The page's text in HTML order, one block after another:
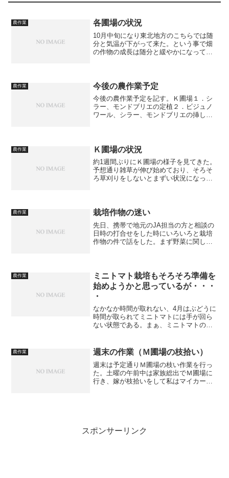
農作業 各圃場の状況
10月中旬になり東北地方のこちらでは随
分と気温が下がって来た。という事で畑
の作物の成長は随分と緩やかになってき
植えたのだが、まだま...
農作業 今後の農作業予定
今後の農作業予定を記す。Ｋ圃場１．シ
ラー、モンドブリエの定植２．ビジュノ
ワール、シラー、モンドブリエの挿し木
どう苗の掘り取り、ネギの...
農作業 Ｋ圃場の状況
約1週間ぶりにＫ圃場の様子を見てきた。
予想通り雑草が伸び始めており、そろそ
ろ草刈りをしないとまずい状況になって
いるかなぁ～と言った...
農作業 栽培作物の迷い
先日、携帯で地元のJA担当の方と相談の
日時の打合せをした時にいろいろと栽培
作物の件で話をした。まず野菜に関して
尋ねたところ夏秋キュ...
農作業
ミニトマト栽培もそろそろ準備を
始めようかと思っているが・・・
・
なかなか時間が取れない、4月はぶどうに
時間が取られてミニトマトには手が回ら
ない状態である。まぁ、ミニトマトの第
とも思っているが、それでも定植の2カ月
前には苦土石灰を入...
農作業 週末の作業（Ｍ圃場の枝拾い）
週末は予定通りＭ圃場の枝い作業を行っ
た。土曜の午前中は家族総出でＭ圃場に
行き、嫁が枝拾いをして私はマイカー線
スポンサーリンク